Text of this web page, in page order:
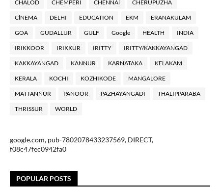
CHALOD CHEMPERI CHENNAl CHERUPUZHA
ClNEMA DELHI EDUCATION EKM ERANAKULAM
GOA GUDALLUR GULF Google HEALTH INDIA
IRIKKOOR IRIKKUR IRITTY IRITTY/KAKKAYANGAD
KAKKAYANGAD KANNUR KARNATAKA KELAKAM
KERALA KOCHI KOZHIKODE MANGALORE
MATTANNUR PANOOR PAZHAYANGADI THALIPPARABA
THRISSUR WORLD
google.com, pub-7802078433237569, DIRECT,
f08c47fec0942fa0
POPULAR POSTS